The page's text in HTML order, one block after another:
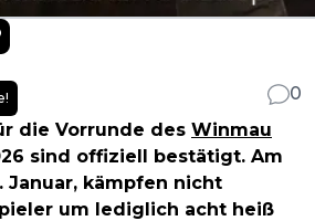
0
die Vorrunde des Winmau
sind offiziell bestätigt. Am
Januar, kämpfen nicht
um lediglich acht heiß